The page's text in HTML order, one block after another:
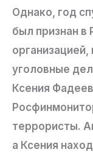
Однако, год
был признан в
уголовные
Ксения
террористы.
а Ксения